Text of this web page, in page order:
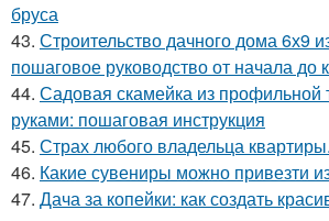
бруса
43. Строительство дачного дома 6х9
пошаговое руководство от начала до
44. Садовая скамейка из профильной
руками: пошаговая инструкция
45. Страх любого владельца квартиры.
46. Какие сувениры можно привезти
47. Дача за копейки: как создать